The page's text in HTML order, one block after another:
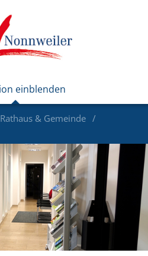
Rathaus & Gemeinde